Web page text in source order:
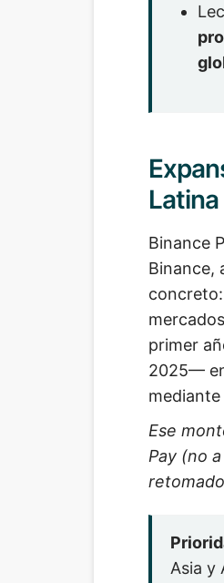
Latina
Binance
Binance,
primer
2025—
Ese
Pay (no
Asia y